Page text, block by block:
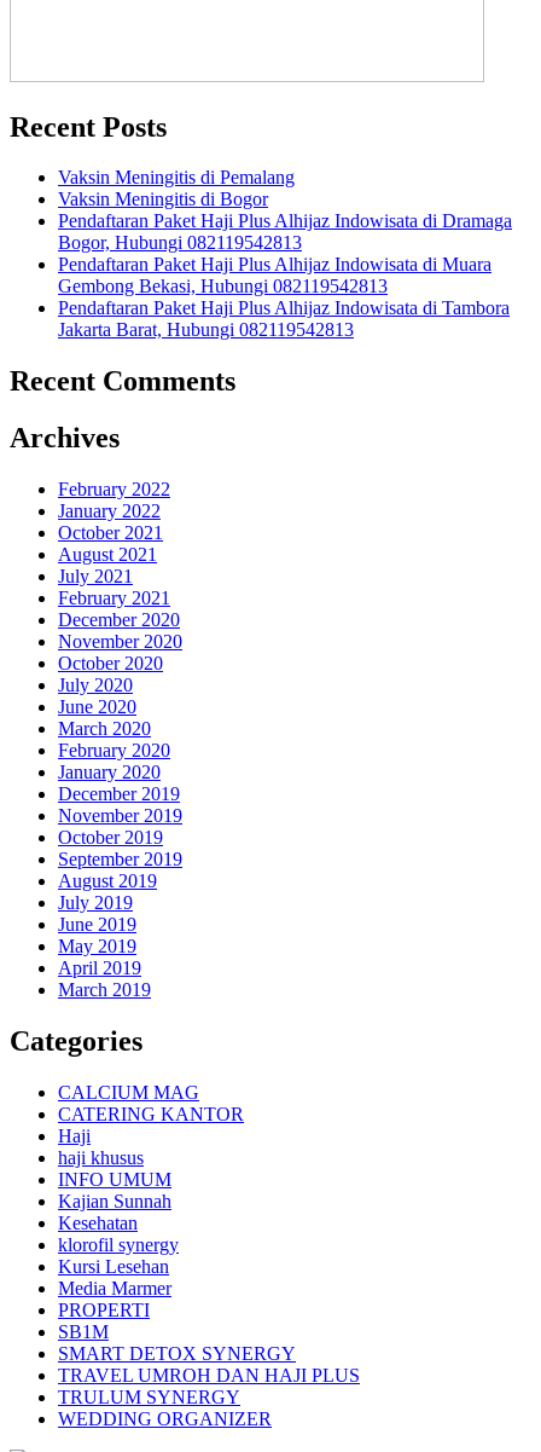
Recent Posts
Vaksin Meningitis di Pemalang
Vaksin Meningitis di Bogor
Pendaftaran Paket Haji Plus Alhijaz Indowisata di Dramaga
Bogor, Hubungi 082119542813
Pendaftaran Paket Haji Plus Alhijaz Indowisata di Muara
Gembong Bekasi, Hubungi 082119542813
Pendaftaran Paket Haji Plus Alhijaz Indowisata di Tambora
Jakarta Barat, Hubungi 082119542813
Recent Comments
Archives
February 2022
January 2022
October 2021
August 2021
July 2021
February 2021
December 2020
November 2020
October 2020
July 2020
June 2020
March 2020
February 2020
January 2020
December 2019
November 2019
October 2019
September 2019
August 2019
July 2019
June 2019
May 2019
April 2019
March 2019
Categories
CALCIUM MAG
CATERING KANTOR
Haji
haji khusus
INFO UMUM
Kajian Sunnah
Kesehatan
klorofil synergy
Kursi Lesehan
Media Marmer
PROPERTI
SB1M
SMART DETOX SYNERGY
TRAVEL UMROH DAN HAJI PLUS
TRULUM SYNERGY
WEDDING ORGANIZER